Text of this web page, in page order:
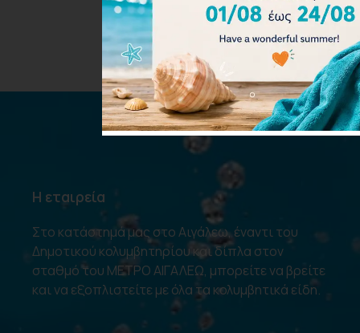
Προσθήκη στο καλάθι
Η εταιρεία
Στο κατάστημά μας στο Αιγάλεω, έναντι του
Δημοτικού κολυμβητηρίου και δίπλα στον
σταθμό του ΜΕΤΡΟ ΑΙΓΑΛΕΩ, μπορείτε να βρείτε
και να εξοπλιστείτε με όλα τα κολυμβητικά είδη.